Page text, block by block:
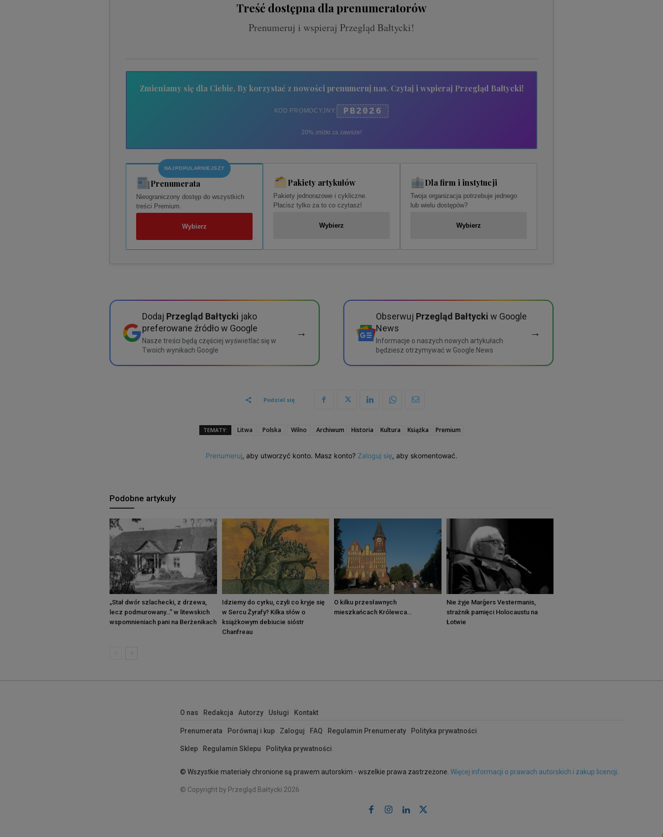
Treść dostępna dla prenumeratorów
Prenumeruj i wspieraj Przegląd Bałtycki!
Zmieniamy się dla Ciebie. By korzystać z nowości prenumeruj nas. Czytaj i wspieraj Przegląd Bałtycki!
KOD PROMOCYJNY: PB2026
20% zniżki za zawsze!
NAJPOPULARNIEJSZY
Prenumerata
Nieograniczony dostęp do wszystkich
treści Premium.
Wybierz
Pakiety artykułów
Pakiety jednorazowe i cykliczne.
Płacisz tylko za to co czytasz!
Wybierz
Dla firm i instytucji
Twoja organizacja potrzebuje jednego
lub wielu dostępów?
Wybierz
Dodaj Przegląd Bałtycki jako
preferowane źródło w Google
Nasze treści będą częściej wyświetlać się w
Twoich wynikach Google
→
Obserwuj Przegląd Bałtycki w Google
News
Informacje o naszych nowych artykułach
będziesz otrzymywać w Google News
→
Podziel się
TEMATY: Litwa Polska Wilno Archiwum Historia Kultura Książka Premium
Prenumeruj, aby utworzyć konto. Masz konto? Zaloguj się, aby skomentować.
Podobne artykuły
„Stał dwór szlachecki, z drzewa,
lecz podmurowany…” w litewskich
wspomnieniach pani na Berżenikach
Idziemy do cyrku, czyli co kryje się
w Sercu Żyrafy? Kilka słów o
książkowym debiucie sióstr
Chanfreau
O kilku przesławnych
mieszkańcach Królewca…
Nie żyje Marģers Vestermanis,
strażnik pamięci Holocaustu na
Łotwie
O nas Redakcja Autorzy Usługi Kontakt
Prenumerata Porównaj i kup Zaloguj FAQ Regulamin Prenumeraty Polityka prywatności
Sklep Regulamin Sklepu Polityka prywatności
© Wszystkie materiały chronione są prawem autorskim - wszelkie prawa zastrzeżone. Więcej informacji o prawach autorskich i zakup licencji
© Copyright by Przegląd Bałtycki 2026